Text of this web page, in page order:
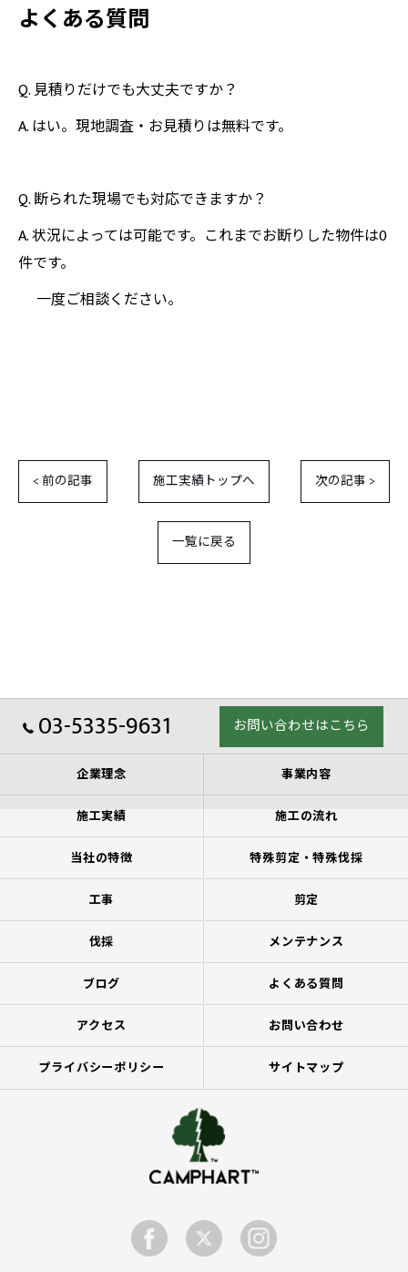
よくある質問
Q. 見積りだけでも大丈夫ですか？
A. はい。現地調査・お見積りは無料です。
Q. 断られた現場でも対応できますか？
A. 状況によっては可能です。これまでお断りした物件は0
件です。
一度ご相談ください。
< 前の記事 施工実績トップへ 次の記事 >
一覧に戻る
03-5335-9631 お問い合わせはこちら
企業理念 事業内容
施工実績 施工の流れ
当社の特徴 特殊剪定・特殊伐採
工事 剪定
伐採 メンテナンス
ブログ よくある質問
アクセス お問い合わせ
プライバシーポリシー サイトマップ